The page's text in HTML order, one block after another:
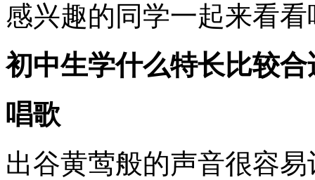
感兴趣的同学一起来看看
初中生学什么特长比较合
唱歌
出谷黄莺般的声音很容